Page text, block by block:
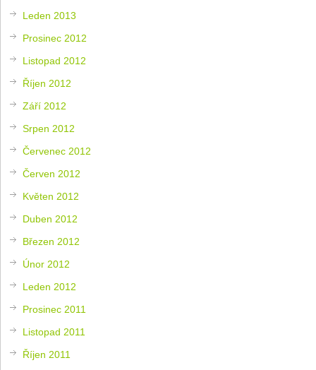
Leden 2013
Prosinec 2012
Listopad 2012
Říjen 2012
Září 2012
Srpen 2012
Červenec 2012
Červen 2012
Květen 2012
Duben 2012
Březen 2012
Únor 2012
Leden 2012
Prosinec 2011
Listopad 2011
Říjen 2011